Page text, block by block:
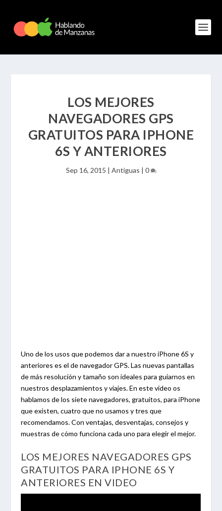
LOS MEJORES
NAVEGADORES GPS
GRATUITOS PARA IPHONE
6S Y ANTERIORES
Sep 16, 2015 | Antiguas | 0
Uno de los usos que podemos dar a nuestro iPhone 6S y
anteriores es el de navegador GPS. Las nuevas pantallas
de más resolución y tamaño son ideales para guiarnos en
nuestros desplazamientos y viajes. En este video os
hablamos de los siete navegadores, gratuitos, para iPhone
que existen, cuatro que no usamos y tres que
recomendamos. Con ventajas, desventajas, consejos y
muestras de cómo funciona cada uno para elegir el mejor.
LOS MEJORES NAVEGADORES GPS
GRATUITOS PARA IPHONE 6S Y
ANTERIORES EN VIDEO